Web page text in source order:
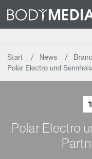
Start News
Polar Electro und
Polar Electro